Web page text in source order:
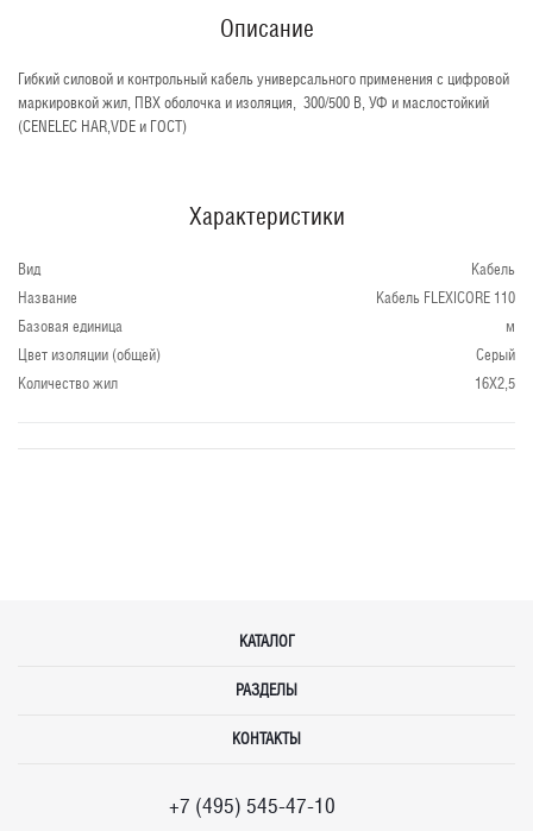
Описание
Гибкий силовой и контрольный кабель универсального применения с цифровой
маркировкой жил, ПВХ оболочка и изоляция, 300/500 В, УФ и маслостойкий
(CENELEC HAR,VDE и ГОСТ)
Характеристики
Вид
Кабель
Название
Кабель FLEXICORE 110
Базовая единица
м
Цвет изоляции (общей)
Серый
Количество жил
16X2,5
КАТАЛОГ
РАЗДЕЛЫ
КОНТАКТЫ
+7 (495) 545-47-10